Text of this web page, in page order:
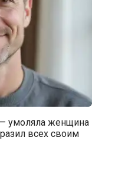
умоляла женщина
всех своим